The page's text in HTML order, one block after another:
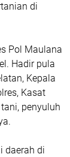
di
Pol Maulana
Hadir pula
Kepala
Kasat
penyuluh
daerah di